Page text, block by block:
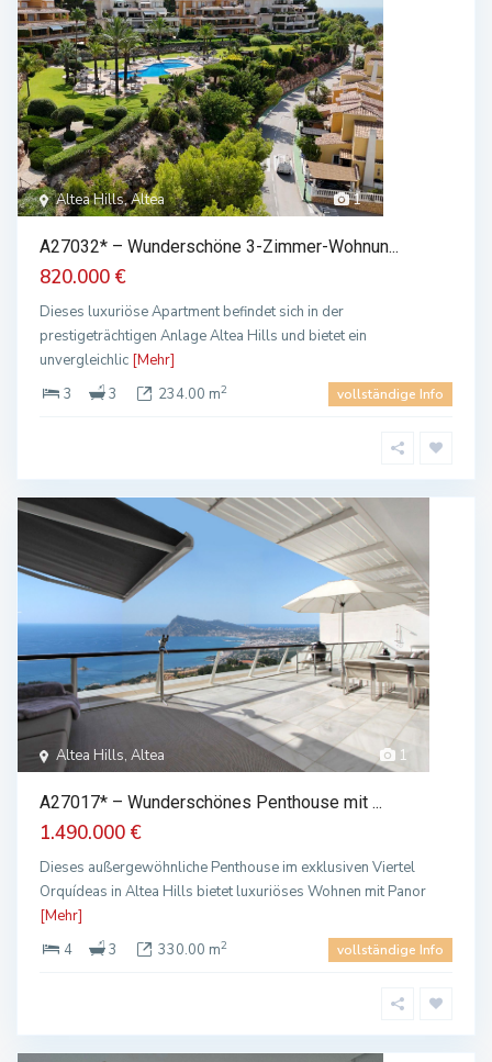
1
Altea Hills, Altea
A27032* – Wunderschöne 3-Zimmer-Wohnun...
820.000 €
Dieses luxuriöse Apartment befindet sich in der
prestigeträchtigen Anlage Altea Hills und bietet ein
unvergleichlic [Mehr]
3
3 234.00 m2 vollständige Info
1
Altea Hills, Altea
A27017* – Wunderschönes Penthouse mit ...
1.490.000 €
Dieses außergewöhnliche Penthouse im exklusiven Viertel
Orquídeas in Altea Hills bietet luxuriöses Wohnen mit Panor
[Mehr]
4
3 330.00 m2 vollständige Info